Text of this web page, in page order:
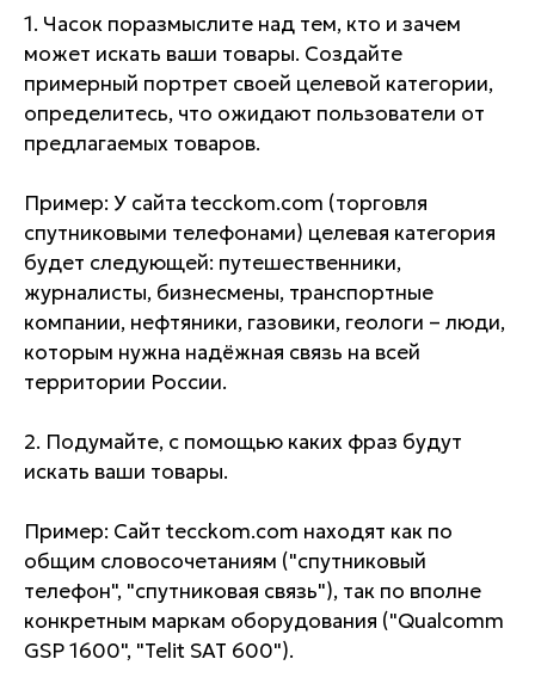
info@lred.ru
Все контакты
1. Часок поразмыслите над тем, кто и зачем
может искать ваши товары. Создайте
примерный портрет своей целевой категории,
определитесь, что ожидают пользователи от
предлагаемых товаров.
Пример: У сайта tecckom.com (торговля
спутниковыми телефонами) целевая категория
будет следующей: путешественники,
журналисты, бизнесмены, транспортные
компании, нефтяники, газовики, геологи – люди,
которым нужна надёжная связь на всей
территории России.
2. Подумайте, с помощью каких фраз будут
искать ваши товары.
Пример: Сайт tecckom.com находят как по
общим словосочетаниям ("спутниковый
телефон", "спутниковая связь"), так по вполне
конкретным маркам оборудования ("Qualcomm
GSP 1600", "Telit SAT 600").